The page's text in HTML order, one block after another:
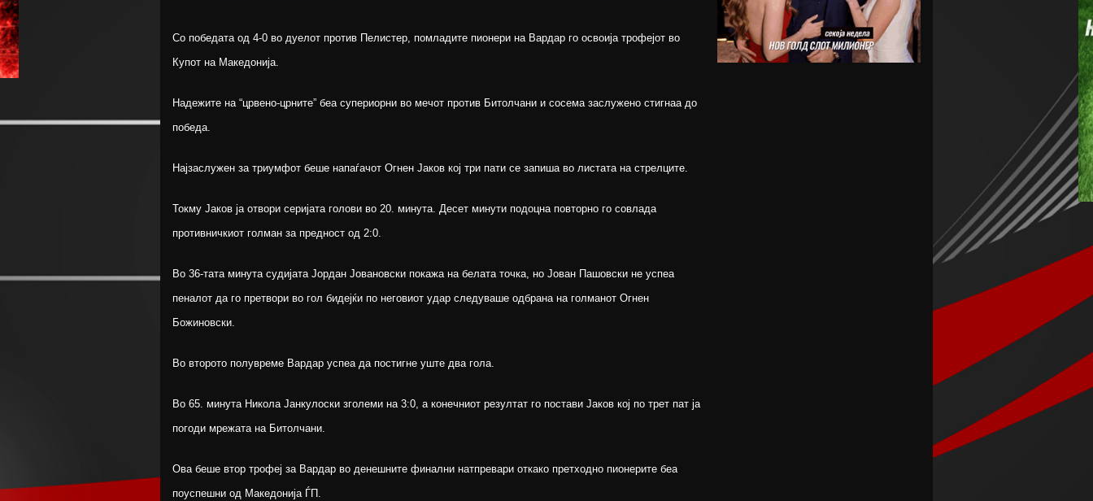
Со победата од 4-0 во дуелот против Пелистер, помладите пионери на Вардар го освоија трофејот во
Купот на Македонија.
Надежите на “црвено-црните” беа супериорни во мечот против Битолчани и сосема заслужено стигнаа до
победа.
Најзаслужен за триумфот беше напаѓачот Огнен Јаков кој три пати се запиша во листата на стрелците.
Токму Јаков ја отвори серијата голови во 20. минута. Десет минути подоцна повторно го совлада
противничкиот голман за предност од 2:0.
Во 36-тата минута судијата Јордан Јовановски покажа на белата точка, но Јован Пашовски не успеа
пеналот да го претвори во гол бидејќи по неговиот удар следуваше одбрана на голманот Огнен
Божиновски.
Во второто полувреме Вардар успеа да постигне уште два гола.
Во 65. минута Никола Јанкулоски зголеми на 3:0, а конечниот резултат го постави Јаков кој по трет пат ја
погоди мрежата на Битолчани.
Ова беше втор трофеј за Вардар во денешните финални натпревари откако претходно пионерите беа
поуспешни од Македонија ЃП.
Фенер ќе го предизвика
Монако за потписот на Лукаку